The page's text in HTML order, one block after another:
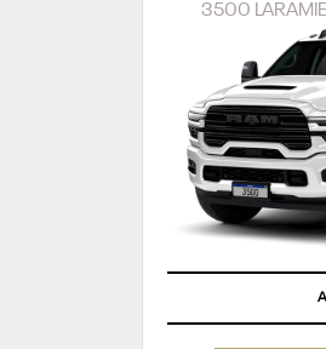
3500